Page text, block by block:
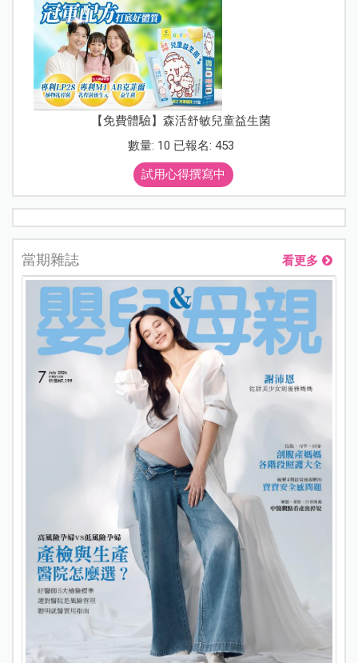
【免費體驗】森活舒敏兒童益生菌
數量: 10 已報名: 453
試用心得撰寫中
當期雜誌 看更多